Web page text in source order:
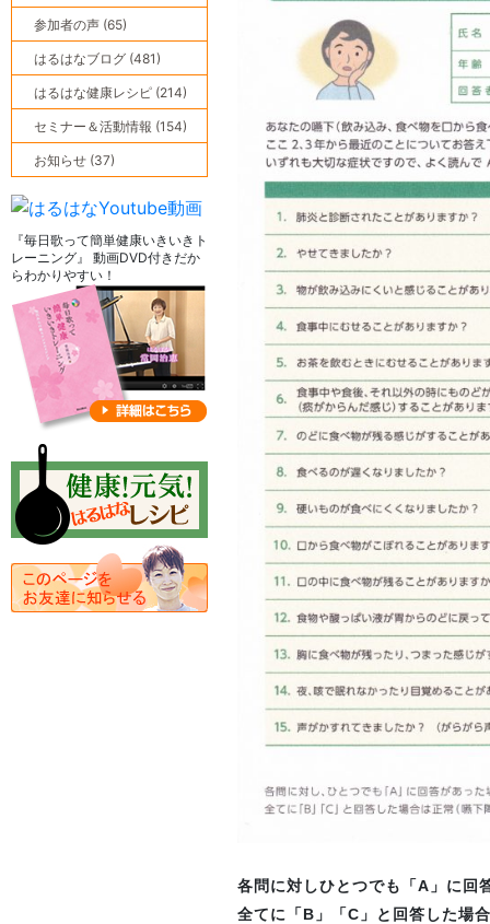
各問に対しひとつでも「A」に回
全てに「B」「C」と回答した場
参加者の声 (65)
はるはなブログ (481)
はるはな健康レシピ (214)
セミナー＆活動情報 (154)
お知らせ (37)
『毎日歌って簡単健康いきいきト
レーニング』 動画DVD付きだか
らわかりやすい！